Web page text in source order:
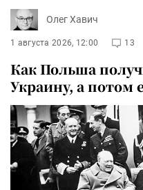
Олег Хавич
1 августа 2026, 12:00 13
Как Польша
Украину, а потом